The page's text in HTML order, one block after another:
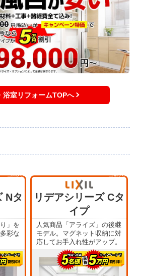
浴室リフォームTOPへ
Nタ
」を
彩な
リデアシリーズ Cタ
イプ
人気商品「アライズ」の後継
モデル。マグネット収納に対
応してお手入れ性がアップ。